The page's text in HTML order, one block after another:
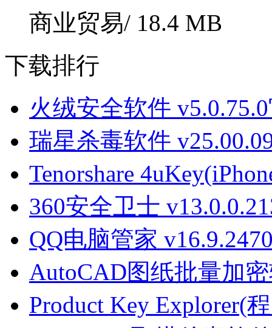
商业贸易/ 18.4 MB
下载排行
火绒安全软件
瑞星杀毒软件
Tenorshare
360安全卫士
QQ电脑管家
AutoCAD图纸批量加
Product Key Explorer(